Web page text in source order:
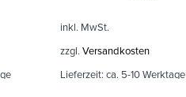
inkl. MwSt.
zzgl. Versandkosten
Lieferzeit: ca. 5-10 Werktage